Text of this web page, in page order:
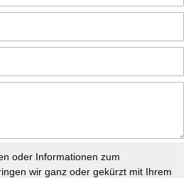
oder Informationen zum
wir ganz oder gekürzt mit Ihrem